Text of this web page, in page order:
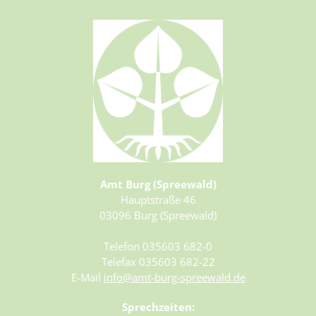
30.08.2026 – 31.08.2026
31.08.2026 – 01.09.2026
01.09.2026 – 02.09.2026
02.09.2026 – 03.09.2026
03.09.2026 – 04.09.2026
04.09.2026 – 05.09.2026
05.09.2026 – 06.09.2026
06.09.2026 – 07.09.2026
08.09.2026 – 09.09.2026
09.09.2026 – 10.09.2026
11.09.2026 – 12.09.2026
12.09.2026 – 13.09.2026
14.09.2026 – 15.09.2026
Amt Burg (Spreewald)
Hauptstraße 46
03096 Burg (Spreewald)
Telefon 035603 682-0
Telefax 035603 682-22
E-Mail info@amt-burg-spreewald.de
Sprechzeiten: